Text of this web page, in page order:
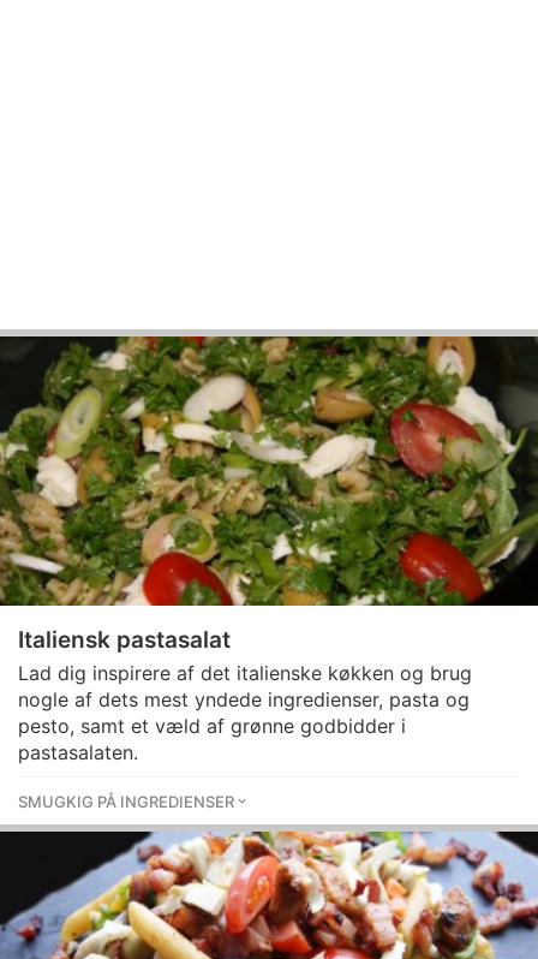
Italiensk pastasalat
Lad dig inspirere af det italienske køkken og brug
nogle af dets mest yndede ingredienser, pasta og
pesto, samt et væld af grønne godbidder i
pastasalaten.
SMUGKIG PÅ INGREDIENSER